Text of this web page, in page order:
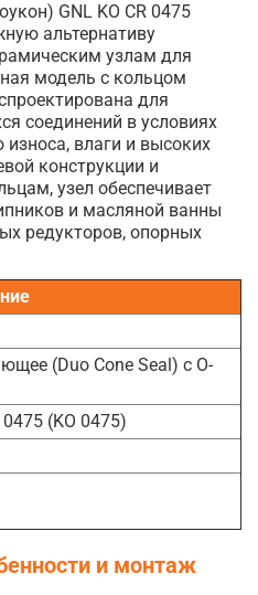
GNL KO CR 0475
альтернативу
узлам для
модель с кольцом
для
соединений в условиях
влаги и высоких
конструкции и
узел обеспечивает
и масляной ванны
редукторов, опорных
(Duo Cone Seal) с O-
0475 (KO 0475)
и монтаж